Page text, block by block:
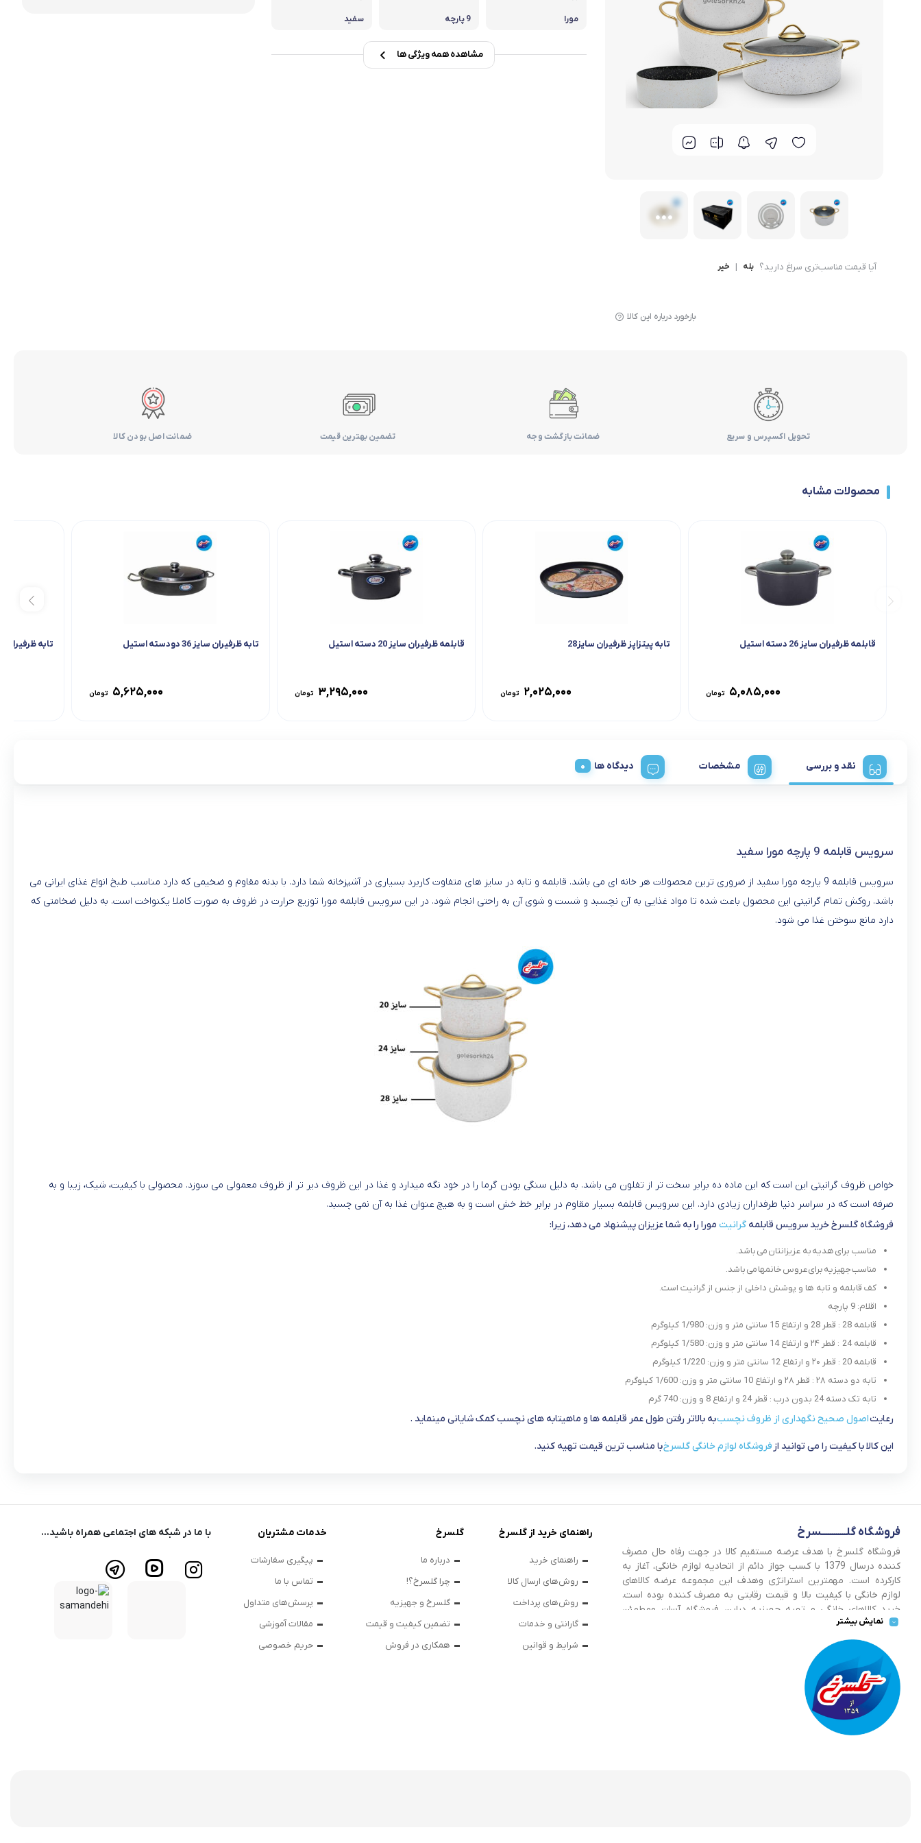
لوازم خانگی مکمل
ترازوی آشپزخانه و شخصی
لوازم جانبی
سرویس غذا خوری
تابه وک
آیا قیمت مناسب‌تری سراغ دارید؟ بله | خیر
بازخورد درباره این کالا
مورا 9 پارچه سفید
مشاهده همه ویژگی ها
تحویل اکسپرس و سریع ضمانت بازگشت وجه تضمین بهترین قیمت ضمانت اصل بودن کالا
محصولات مشابه
قابلمه ظرفیران سایز 26 دسته استیل
۵,۰۸۵,۰۰۰ تومان
تابه پیتزاپز ظرفیران سایز28
۲,۰۲۵,۰۰۰ تومان
قابلمه ظرفیران سایز 20 دسته استیل
۳,۲۹۵,۰۰۰ تومان
تابه ظرفیران سایز 36 دودسته استیل
۵,۶۲۵,۰۰۰ تومان
تابه ظرفیران سایز 28
نقد و بررسی مشخصات دیدگاه ها
سرویس قابلمه 9 پارچه مورا سفید
سرویس قابلمه 9 پارچه مورا سفید از ضروری ترین محصولات هر خانه ای می باشد. قابلمه و تابه در سایز های متفاوت کاربرد بسیاری در آشپزخانه شما دارد. با بدنه مقاوم و ضخیمی که دارد مناسب طبخ انواع غذای ایرانی می
باشد. روکش تمام گرانیتی این محصول باعث شده تا مواد غذایی به آن نچسبد و شست و شوی آن به راحتی انجام شود. در این سرویس قابلمه مورا توزیع حرارت در ظروف به صورت کاملا یکنواخت است. به دلیل ضخامتی که
دارد مانع سوختن غذا می شود.
خواص ظروف گرانیتی این است که این ماده ده برابر سخت تر از تفلون می باشد. به دلیل سنگی بودن گرما را در خود نگه میدارد و غذا در این ظروف دیر تر از ظروف معمولی می سوزد. محصولی با کیفیت، شیک، زیبا و به
صرفه است که در سراسر دنیا طرفداران زیادی دارد. این سرویس قابلمه بسیار مقاوم در برابر خط خش است و به هیچ عنوان غذا به آن نمی چسبد.
فروشگاه گلسرخ خرید سرویس قابلمه گرانیت مورا را به شما عزیزان پیشنهاد می دهد، زیرا:
مناسب برای هدیه به عزیزانتان می باشد.
مناسب جهیزیه برای عروس خانمها می باشد.
کف قابلمه و تابه ها و پوشش داخلی از جنس از گرانیت است.
اقلام: 9 پارچه
قابلمه 28 : قطر 28 و ارتفاع 15 سانتی متر و وزن: 1/980 کیلوگرم
قابلمه 24 : قطر ۲۴ و ارتفاع 14 سانتی متر و وزن: 1/580 کیلوگرم
قابلمه 20 : قطر ۲۰ و ارتفاع 12 سانتی متر و وزن: 1/220 کیلوگرم
تابه دو دسته ۲۸ : قطر ۲۸ و ارتفاع 10 سانتی متر و وزن: 1/600 کیلوگرم
تابه تک دسته 24 بدون درب : قطر 24 و ارتفاع 8 و وزن: 740 گرم
رعایتاصول صحیح نگهداری از ظروف نچسببه بالاتر رفتن طول عمر قابلمه ها و ماهیتابه های نچسب کمک شایانی مینماید .
این کالا با کیفیت را می توانید از فروشگاه لوازم خانگی گلسرخبا مناسب ترین قیمت تهیه کنید.
فروشگاه گلــــــــــــسرخ
فروشگاه گلسرخ با هدف عرضه مستقیم کالا در جهت رفاه حال مصرف
کننده درسال 1379 با کسب جواز دائم از اتحادیه لوازم خانگی، آغاز به
کارکرده است. مهمترین استراتژی وهدف این مجموعه عرضه کالاهای
لوازم خانگی با کیفیت بالا و قیمت رقابتی به مصرف کننده بوده است.
خرید کالاهای خانگی و تهیه جهیزیه دراین فروشگاه آسان ومطمئن
صورت می پذیرد . گسترش کسب وکارهای اینترنتی ما را بر آن داشت تا
با ایجاد فروشگاه اینترنتی گلسرخ به خدمت رسانی گسترده تر و با
شرایط بهتر بپردازیم.
نمایش بیشتر
راهنمای خرید از گلسرخ
راهنمای خرید
روش‌های ارسال کالا
روش‌های پرداخت
گارانتی و خدمات
شرایط و قوانین
گلسرخ
درباره ما
چرا گلسرخ؟!
گلسرخ و جهیزیه
تضمین کیفیت و قیمت
همکاری در فروش
خدمات مشتریان
پیگیری سفارشات
تماس با ما
پرسش‌های متداول
مقالات آموزشی
حریم خصوصی
با ما در شبکه های اجتماعی همراه باشید...